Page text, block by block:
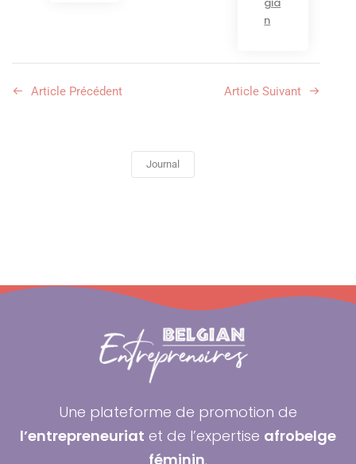
n
Article Précédent Article Suivant
Journal
Une plateforme de promotion de
l’entrepreneuriat et de l’expertise afrobelge
féminin.